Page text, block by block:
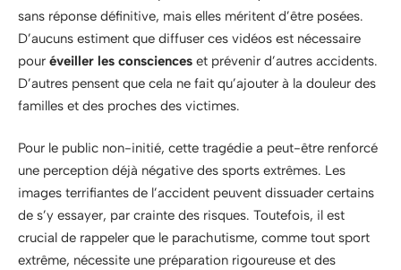
sans réponse définitive, mais elles méritent d’être posées.
D’aucuns estiment que diffuser ces vidéos est nécessaire
pour éveiller les consciences et prévenir d’autres accidents.
D’autres pensent que cela ne fait qu’ajouter à la douleur des
familles et des proches des victimes.
Pour le public non-initié, cette tragédie a peut-être renforcé
une perception déjà négative des sports extrêmes. Les
images terrifiantes de l’accident peuvent dissuader certains
de s’y essayer, par crainte des risques. Toutefois, il est
crucial de rappeler que le parachutisme, comme tout sport
extrême, nécessite une préparation rigoureuse et des